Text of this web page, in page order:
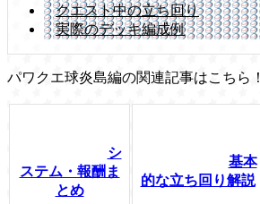
クエスト中の立ち回り
実際のデッキ編成例
パワクエ球炎島編の関連記事はこちら！
シ
ステム・報酬ま
とめ
基本
的な立ち回り解説